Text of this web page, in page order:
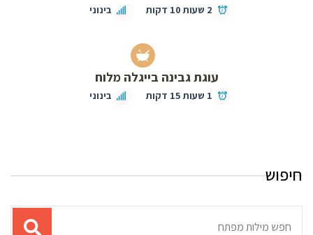
2 שעות 10 דקות בינוני
עוגת גבינה בייגלה מלוח
1 שעות 15 דקות בינוני
חיפוש